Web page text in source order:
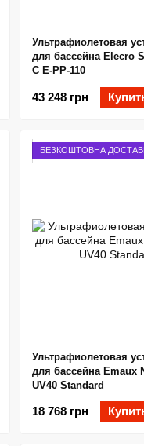
Ультрафиолетовая
для бассейна Elecro
C E-PP-110
43 248 грн
БЕЗКОШТОВНА
Ультрафиолетовая
для бассейна Emaux
UV40 Standard
18 768 грн